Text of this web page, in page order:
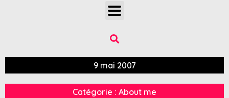
9 mai 2007
Catégorie : About me